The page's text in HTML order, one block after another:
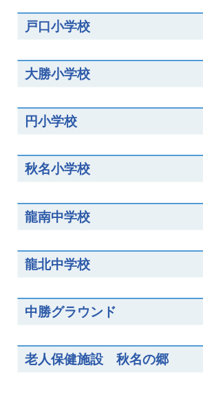
戸口小学校
大勝小学校
円小学校
秋名小学校
龍南中学校
龍北中学校
中勝グラウンド
老人保健施設 秋名の郷